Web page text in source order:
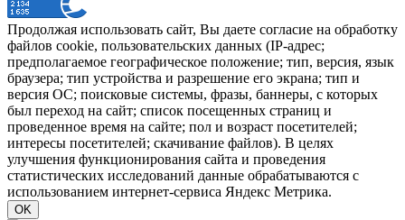
Продолжая использовать сайт, Вы даете согласие на обработку
файлов cookie, пользовательских данных (IP-адрес;
предполагаемое географическое положение; тип, версия, язык
браузера; тип устройства и разрешение его экрана; тип и
версия ОС; поисковые системы, фразы, баннеры, с которых
был переход на сайт; список посещенных страниц и
проведенное время на сайте; пол и возраст посетителей;
интересы посетителей; скачивание файлов). В целях
улучшения функционирования сайта и проведения
статистических исследований данные обрабатываются с
использованием интернет-сервиса Яндекс Метрика.
OK